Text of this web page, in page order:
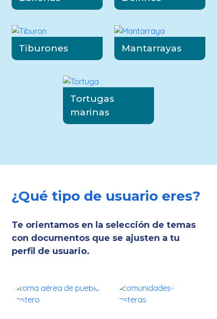
Tiburones Mantarrayas
Tortugas
marinas
¿Qué tipo de usuario eres?
Te orientamos en la selección de temas
con documentos que se ajusten a tu
perfil de usuario.